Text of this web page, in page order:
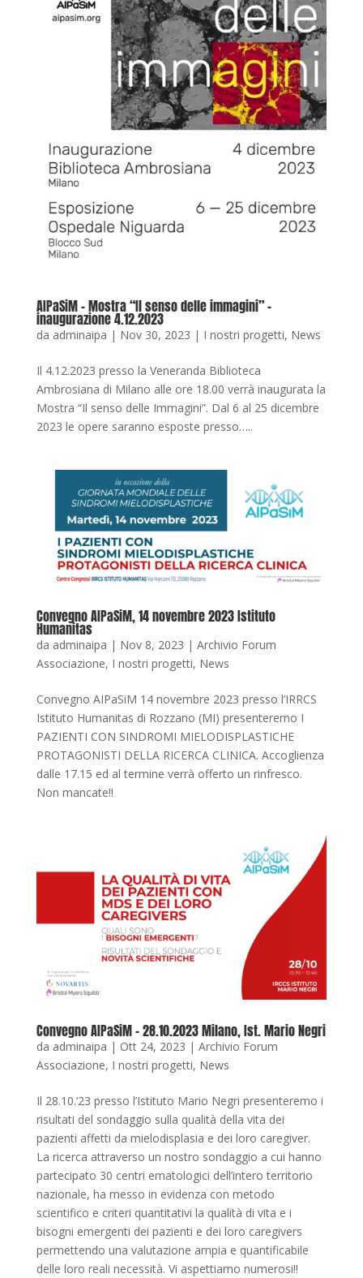
AIPaSiM – Mostra “Il senso delle immagini” –
inaugurazione 4.12.2023
da adminaipa | Nov 30, 2023 | I nostri progetti, News
Il 4.12.2023 presso la Veneranda Biblioteca
Ambrosiana di Milano alle ore 18.00 verrà inaugurata la
Mostra “Il senso delle Immagini”. Dal 6 al 25 dicembre
2023 le opere saranno esposte presso…..
Convegno AIPaSiM, 14 novembre 2023 Istituto
Humanitas
da adminaipa | Nov 8, 2023 | Archivio Forum
Associazione, I nostri progetti, News
Convegno AIPaSiM 14 novembre 2023 presso l’IRRCS
Istituto Humanitas di Rozzano (MI) presenteremo I
PAZIENTI CON SINDROMI MIELODISPLASTICHE
PROTAGONISTI DELLA RICERCA CLINICA. Accoglienza
dalle 17.15 ed al termine verrà offerto un rinfresco.
Non mancate!!
Convegno AIPaSiM – 28.10.2023 Milano, Ist. Mario Negri
da adminaipa | Ott 24, 2023 | Archivio Forum
Associazione, I nostri progetti, News
Il 28.10.’23 presso l’Istituto Mario Negri presenteremo i
risultati del sondaggio sulla qualità della vita dei
pazienti affetti da mielodisplasia e dei loro caregiver.
La ricerca attraverso un nostro sondaggio a cui hanno
partecipato 30 centri ematologici dell’intero territorio
nazionale, ha messo in evidenza con metodo
scientifico e criteri quantitativi la qualità di vita e i
bisogni emergenti dei pazienti e dei loro caregivers
permettendo una valutazione ampia e quantificabile
delle loro reali necessità. Vi aspettiamo numerosi!!